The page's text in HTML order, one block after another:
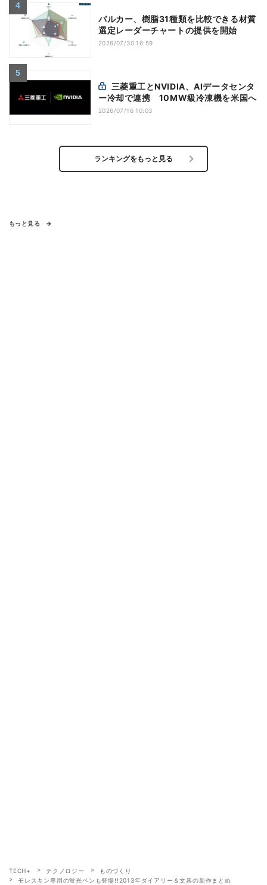
バルカー、樹脂31種類を比較できる材質
選定レーダーチャートの提供を開始
2026/07/30 16:59
ー冷却で連携 10MW級冷凍機を米国へ
2026/07/16 10:03
ランキングをもっと見る
もっと見る
TECH+ テクノロジー
ものづくり
モレスキン専用の蛍光ペンも登場!!2013年ダイアリー＆文具の新作まとめ